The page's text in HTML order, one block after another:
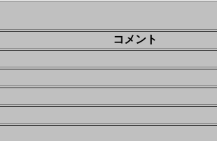
コメント